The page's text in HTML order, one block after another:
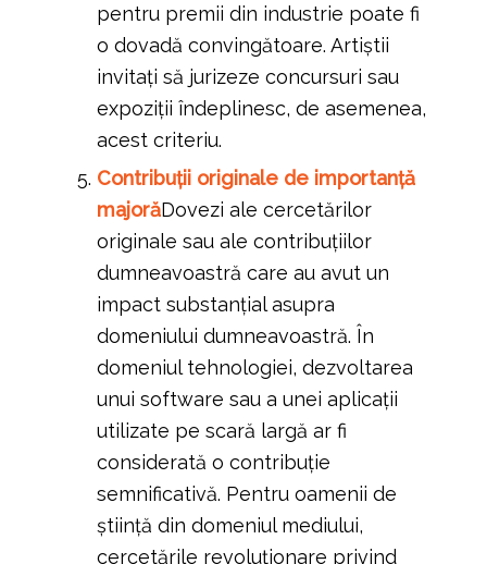
pentru premii din industrie poate fi
o dovadă convingătoare. Artiștii
invitați să jurizeze concursuri sau
expoziții îndeplinesc, de asemenea,
acest criteriu.
Contribuții originale de importanță
majorăDovezi ale cercetărilor
originale sau ale contribuțiilor
dumneavoastră care au avut un
impact substanțial asupra
domeniului dumneavoastră. În
domeniul tehnologiei, dezvoltarea
unui software sau a unei aplicații
utilizate pe scară largă ar fi
considerată o contribuție
semnificativă. Pentru oamenii de
știință din domeniul mediului,
cercetările revoluționare privind